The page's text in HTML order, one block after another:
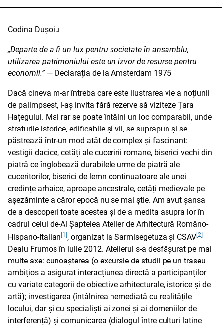
Codina Dușoiu
„Departe de a fi un lux pentru societate în ansamblu,
utilizarea patrimoniului este un izvor de resurse pentru
economii.”— Declarația de la Amsterdam 1975
Dacă cineva m-ar întreba care este ilustrarea vie a noțiunii
de palimpsest, l-aș invita fără rezerve să viziteze Țara
Hațegului. Mai rar se poate întâlni un loc comparabil, unde
straturile istorice, edificabile și vii, se suprapun și se
păstrează într-un mod atât de complex și fascinant:
vestigii dacice, cetăți ale cuceririi romane, biserici vechi din
piatră ce înglobează durabilele urme de piatră ale
cuceritorilor, biserici de lemn continuatoare ale unei
credințe arhaice, aproape ancestrale, cetăți medievale pe
așezăminte a căror epocă nu se mai știe. Am avut șansa
de a descoperi toate acestea și de a medita asupra lor în
cadrul celui de-Al Șaptelea Atelier de Arhitectură Româno-
Hispano-Italian [1] , organizat la Sarmisegetuza și CSAV [2]
Dealu Frumos în iulie 2012. Atelierul s-a desfășurat pe mai
multe axe: cunoașterea (o excursie de studii pe un traseu
ambițios a asigurat interacțiunea directă a participanților
cu variate categorii de obiective arhitecturale, istorice și de
artă); investigarea (întâlnirea nemediată cu realitățile
locului, dar și cu specialiști ai zonei și ai domeniilor de
interferență) și comunicarea (dialogul între culturi latine